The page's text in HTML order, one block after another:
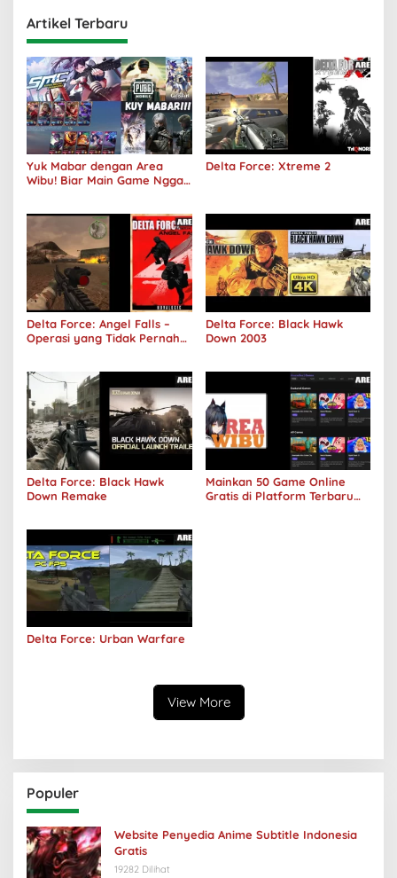
Artikel Terbaru
Yuk Mabar dengan Area
Wibu! Biar Main Game Nggak
Delta Force: Xtreme 2
Delta Force: Angel Falls –
Operasi yang Tidak Pernah
Delta Force: Black Hawk
Down 2003
Delta Force: Black Hawk
Down Remake
Mainkan 50 Game Online
Gratis di Platform Terbaru
Delta Force: Urban Warfare
View More
Populer
Website Penyedia Anime Subtitle Indonesia
Gratis
19282 Dilihat